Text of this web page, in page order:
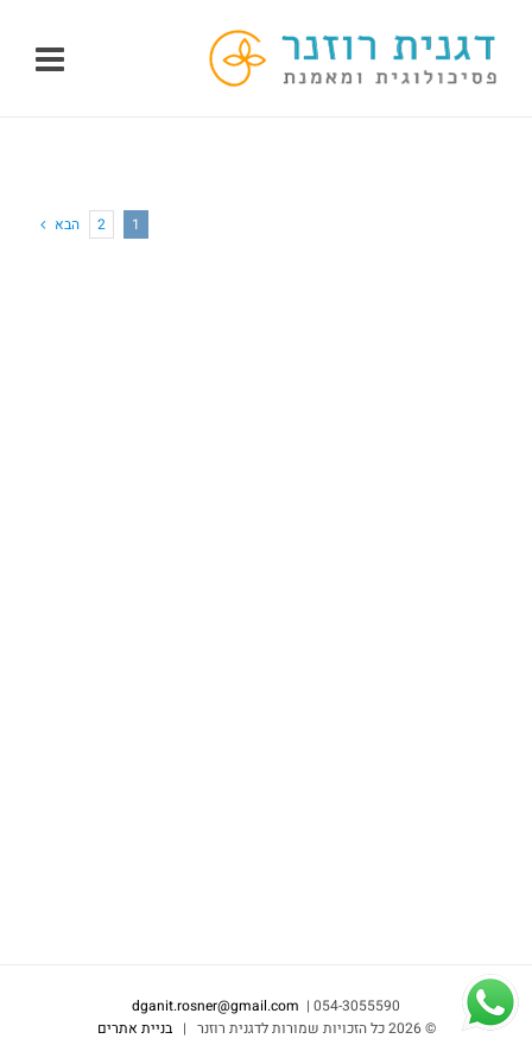
לתוכן
1
2 הבא
054-3055590 |
dganit.rosner@gmail.com
©2026 כל הזכויות שמורות לדגנית רוזנר | בניית אתרים